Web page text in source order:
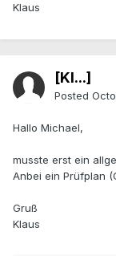
Klaus
[Kl...]
Posted
Hallo Michael,
musste erst ein
Anbei ein Prüfplan
Gruß
Klaus